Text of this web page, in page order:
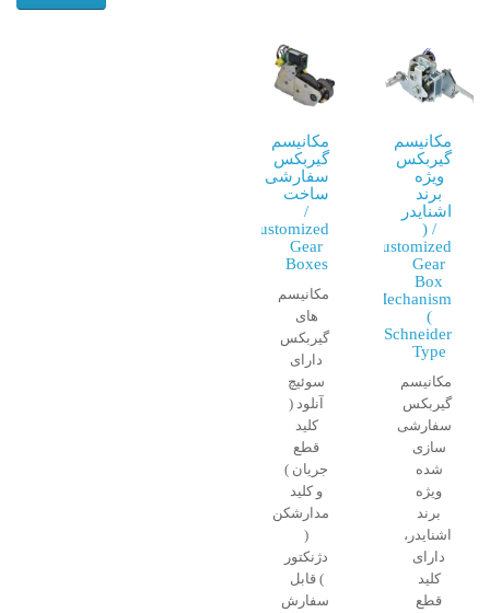
مکانیسم
گیربکس
ویژه
برند
اشنایدر
/ (
Customized
Gear
Box
Mechanism
(
Schneider
Type
مکانیسم
گیربکس
سفارشی
سازی
شده
ویژه
برند
اشنایدر،
دارای
کلید
قطع
مکانیسم
گیربکس
سفارشی
ساخت
/
Customized
Gear
Boxes
مکانیسم
های
گیربکس
دارای
سوئیچ
آنلود (
کلید
قطع
جریان )
و کلید
مدارشکن
(
دژنکتور
) قابل
سفارش